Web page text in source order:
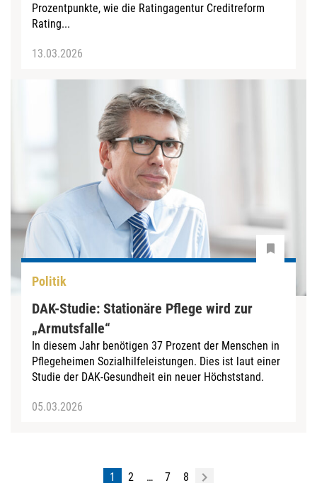
Prozentpunkte, wie die Ratingagentur Creditreform
Rating...
13.03.2026
Politik
DAK-Studie: Stationäre Pflege wird zur
„Armutsfalle“
In diesem Jahr benötigen 37 Prozent der Menschen in
Pflegeheimen Sozialhilfeleistungen. Dies ist laut einer
Studie der DAK-Gesundheit ein neuer Höchststand.
05.03.2026
1 2 … 7 8